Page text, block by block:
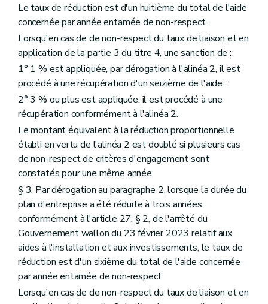
Le taux de réduction est d'un huitième du total de l'aide
concernée par année entamée de non-respect.
Lorsqu'en cas de de non-respect du taux de liaison et en
application de la partie 3 du titre 4, une sanction de :
1° 1 % est appliquée, par dérogation à l'alinéa 2, il est
procédé à une récupération d'un seizième de l'aide ;
2° 3 % ou plus est appliquée, il est procédé à une
récupération conformément à l'alinéa 2.
Le montant équivalent à la réduction proportionnelle
établi en vertu de l'alinéa 2 est doublé si plusieurs cas
de non-respect de critères d'engagement sont
constatés pour une même année.
§ 3. Par dérogation au paragraphe 2, lorsque la durée du
plan d'entreprise a été réduite à trois années
conformément à l'article 27, § 2, de l'arrêté du
Gouvernement wallon du 23 février 2023 relatif aux
aides à l'installation et aux investissements, le taux de
réduction est d'un sixième du total de l'aide concernée
par année entamée de non-respect.
Lorsqu'en cas de de non-respect du taux de liaison et en